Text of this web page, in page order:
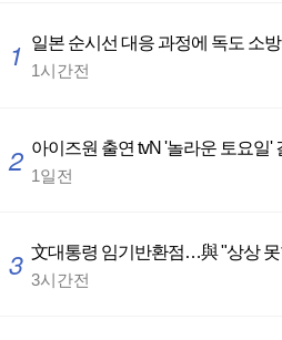
1 일본 순시선 대응 과정에 독도 소
1시간전
2 아이즈원 출연 tvN '놀라운 토요일'
1일전
3 文대통령 임기반환점…與 "상상
3시간전